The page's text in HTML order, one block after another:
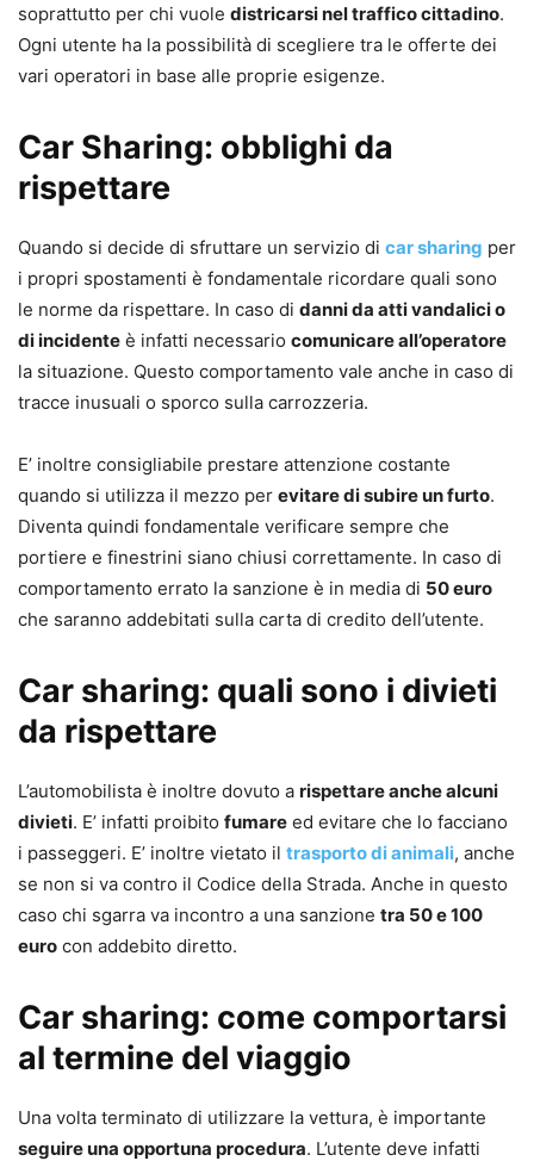
soprattutto per chi vuole districarsi nel traffico cittadino.
Ogni utente ha la possibilità di scegliere tra le offerte dei
vari operatori in base alle proprie esigenze.
Car Sharing: obblighi da
rispettare
Quando si decide di sfruttare un servizio di car sharing per
i propri spostamenti è fondamentale ricordare quali sono
le norme da rispettare. In caso di danni da atti vandalici o
di incidente è infatti necessario comunicare all’operatore
la situazione. Questo comportamento vale anche in caso di
tracce inusuali o sporco sulla carrozzeria.
E’ inoltre consigliabile prestare attenzione costante
quando si utilizza il mezzo per evitare di subire un furto.
Diventa quindi fondamentale verificare sempre che
portiere e finestrini siano chiusi correttamente. In caso di
comportamento errato la sanzione è in media di 50 euro
che saranno addebitati sulla carta di credito dell’utente.
Car sharing: quali sono i divieti
da rispettare
L’automobilista è inoltre dovuto a rispettare anche alcuni
divieti. E’ infatti proibito fumare ed evitare che lo facciano
i passeggeri. E’ inoltre vietato il trasporto di animali, anche
se non si va contro il Codice della Strada. Anche in questo
caso chi sgarra va incontro a una sanzione tra 50 e 100
euro con addebito diretto.
Car sharing: come comportarsi
al termine del viaggio
Una volta terminato di utilizzare la vettura, è importante
seguire una opportuna procedura. L’utente deve infatti